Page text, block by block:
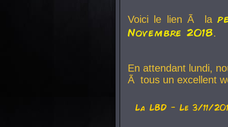
Voici le lien Ã la
Novembre 2018.
En attendant lundi,
Ã tous un excellent
La LBD - Le 3/11/